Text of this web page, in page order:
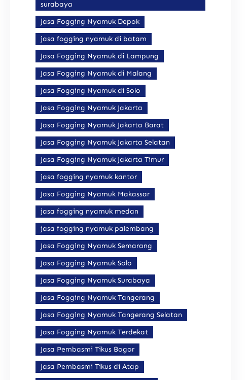
surabaya
Jasa Fogging Nyamuk Depok
jasa fogging nyamuk di batam
Jasa Fogging Nyamuk di Lampung
Jasa Fogging Nyamuk di Malang
Jasa Fogging Nyamuk di Solo
Jasa Fogging Nyamuk Jakarta
Jasa Fogging Nyamuk Jakarta Barat
Jasa Fogging Nyamuk Jakarta Selatan
Jasa Fogging Nyamuk Jakarta Timur
jasa fogging nyamuk kantor
Jasa Fogging Nyamuk Makassar
jasa fogging nyamuk medan
jasa fogging nyamuk palembang
Jasa Fogging Nyamuk Semarang
Jasa Fogging Nyamuk Solo
Jasa Fogging Nyamuk Surabaya
Jasa Fogging Nyamuk Tangerang
Jasa Fogging Nyamuk Tangerang Selatan
Jasa Fogging Nyamuk Terdekat
Jasa Pembasmi Tikus Bogor
Jasa Pembasmi Tikus di Atap